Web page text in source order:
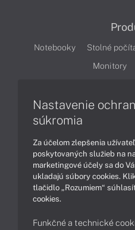
Notebooky Stolné
Monitory
Obchodné informácie
Ako nakupovať
Podpora a servis
Nastavenie
súkromia
Za účelom zlepšenia
poskytovaných služieb na
marketingové účely sa do
ukladajú súbory cookies.
tlačidlo „Rozumiem“
cookies.
Funkčné a technické